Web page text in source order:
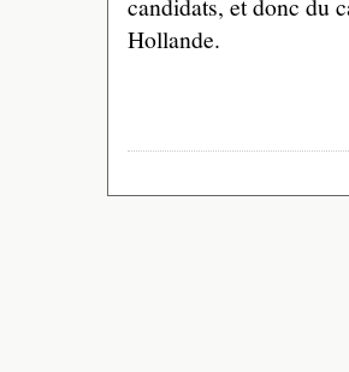
candidats, et donc du
Hollande.